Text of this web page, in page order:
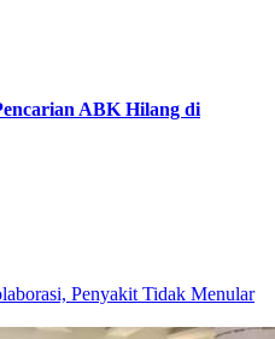
ABK Hilang di
Penyakit Tidak Menular